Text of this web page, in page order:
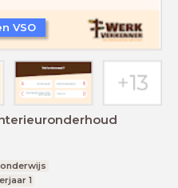
1
VSO